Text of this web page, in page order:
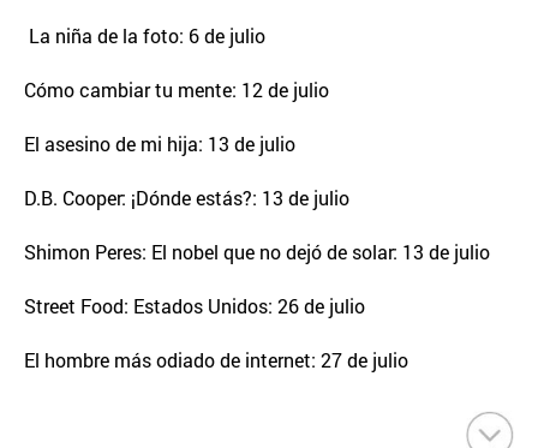
La niña de la foto: 6 de julio
Cómo cambiar tu mente: 12 de julio
El asesino de mi hija: 13 de julio
D.B. Cooper: ¡Dónde estás?: 13 de julio
Shimon Peres: El nobel que no dejó de solar: 13 de julio
Street Food: Estados Unidos: 26 de julio
El hombre más odiado de internet: 27 de julio